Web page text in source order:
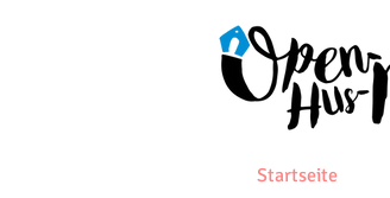
Startseite